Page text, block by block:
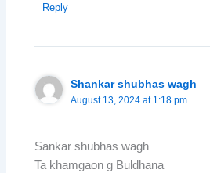
Reply
Shankar shubhas wagh
August 13, 2024 at 1:18 pm
Sankar shubhas wagh
Ta khamgaon g Buldhana